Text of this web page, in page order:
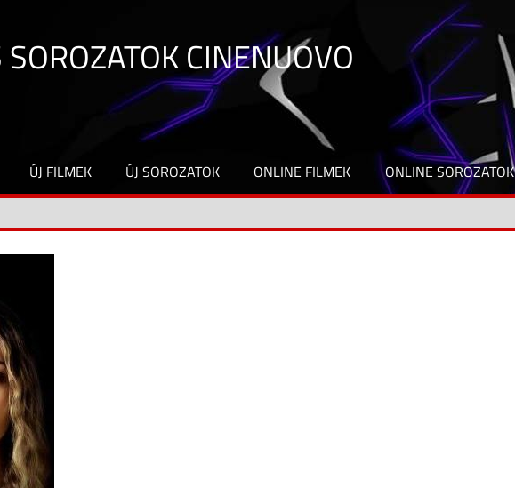
CINENUOVO
ÚJ FILMEK ÚJ SOROZATOK ONLINE FILMEK ONLINE SOROZATOK